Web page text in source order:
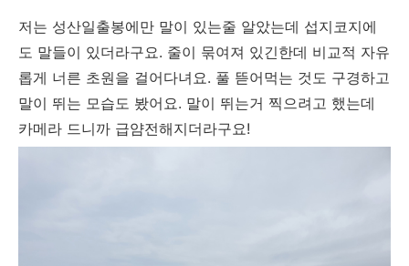
저는 성산일출봉에만 말이 있는줄 알았는데 섭지코지에
도 말들이 있더라구요. 줄이 묶여져 있긴한데 비교적 자유
롭게 너른 초원을 걸어다녀요. 풀 뜯어먹는 것도 구경하고
말이 뛰는 모습도 봤어요. 말이 뛰는거 찍으려고 했는데
카메라 드니까 급얌전해지더라구요!